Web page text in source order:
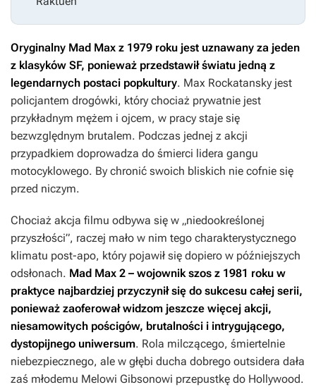
Oryginalny Mad Max z 1979 roku jest uznawany za jeden
z klasyków SF, ponieważ przedstawił światu jedną z
legendarnych postaci popkultury. Max Rockatansky jest
policjantem drogówki, który chociaż prywatnie jest
przykładnym mężem i ojcem, w pracy staje się
bezwzględnym brutalem. Podczas jednej z akcji
przypadkiem doprowadza do śmierci lidera gangu
motocyklowego. By chronić swoich bliskich nie cofnie się
przed niczym.
Chociaż akcja filmu odbywa się w „niedookreślonej
przyszłości”, raczej mało w nim tego charakterystycznego
klimatu post-apo, który pojawił się dopiero w późniejszych
odsłonach. Mad Max 2 – wojownik szos z 1981 roku w
praktyce najbardziej przyczynił się do sukcesu całej serii,
ponieważ zaoferował widzom jeszcze więcej akcji,
niesamowitych pościgów, brutalności i intrygującego,
dystopijnego uniwersum. Rola milczącego, śmiertelnie
niebezpiecznego, ale w głębi ducha dobrego outsidera dała
zaś młodemu Melowi Gibsonowi przepustkę do Hollywood.